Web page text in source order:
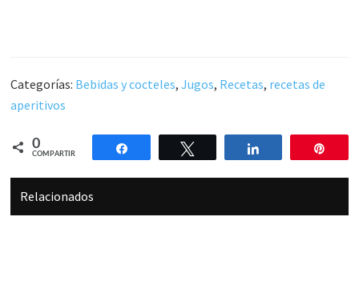
Categorías: Bebidas y cocteles,Jugos, Recetas, recetas de
aperitivos
0
COMPARTIR
Compartir Compartir
Relacionados